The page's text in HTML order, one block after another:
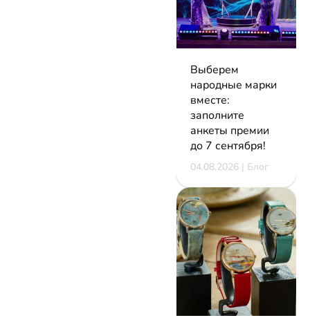
Выберем
народные марки
вместе:
заполните
анкеты премии
до 7 сентября!
04.08.2026 | Блог